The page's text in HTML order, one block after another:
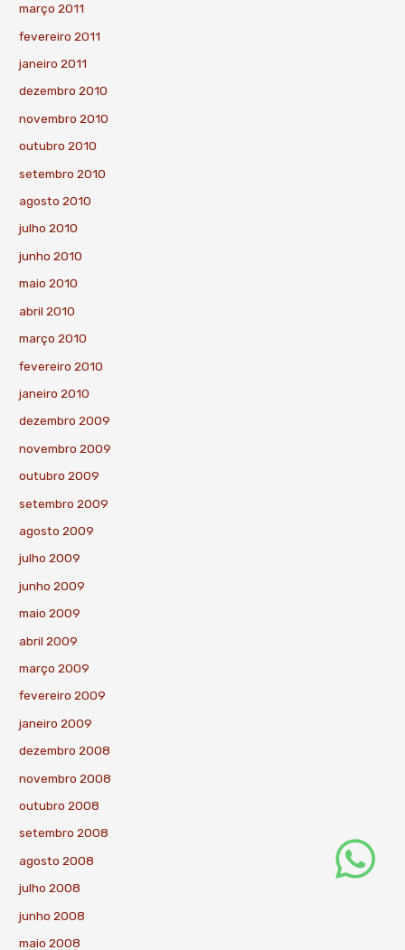
março 2011
fevereiro 2011
janeiro 2011
dezembro 2010
novembro 2010
outubro 2010
setembro 2010
agosto 2010
julho 2010
junho 2010
maio 2010
abril 2010
março 2010
fevereiro 2010
janeiro 2010
dezembro 2009
novembro 2009
outubro 2009
setembro 2009
agosto 2009
julho 2009
junho 2009
maio 2009
abril 2009
março 2009
fevereiro 2009
janeiro 2009
dezembro 2008
novembro 2008
outubro 2008
setembro 2008
agosto 2008
julho 2008
junho 2008
maio 2008